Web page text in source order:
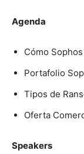
Agenda
Cómo
Portafolio
Tipos de
Oferta
Speakers